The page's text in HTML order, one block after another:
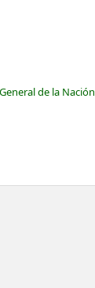
de la Nación